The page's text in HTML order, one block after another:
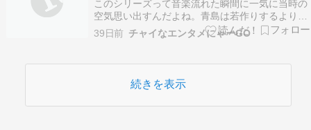
このシリーズって音楽流れた瞬間に一気に当時の
空気思い出すんだよね。青島は若作りするより今
の年齢をそのまま見せたほうが圧倒的にカッコい
い。変に今風へ寄せすぎず、あの雰囲気を残して
何も変わらぬ懐かしさ…映画『踊る大捜査線
N.E.W.』最…
39日前 チャイなエンタメにゃーGO
続きを表示